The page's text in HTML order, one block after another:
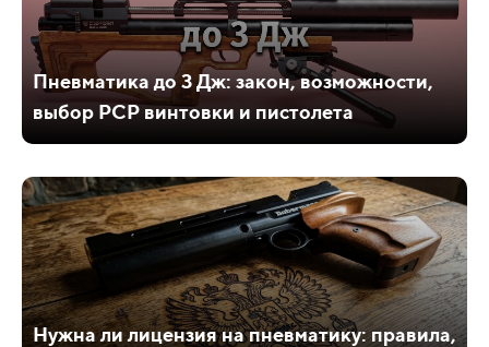
Пневматика до 3 Дж: закон, возможности,
выбор PCP винтовки и пистолета
Нужна ли лицензия на пневматику: правила,